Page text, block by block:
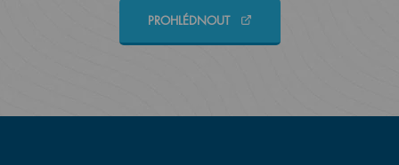
PROHLÉDNOUT